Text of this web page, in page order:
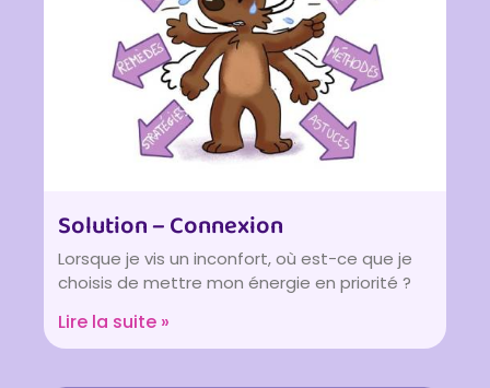
Solution – Connexion
Lorsque je vis un inconfort, où est-ce que je
choisis de mettre mon énergie en priorité ?
Lire la suite »